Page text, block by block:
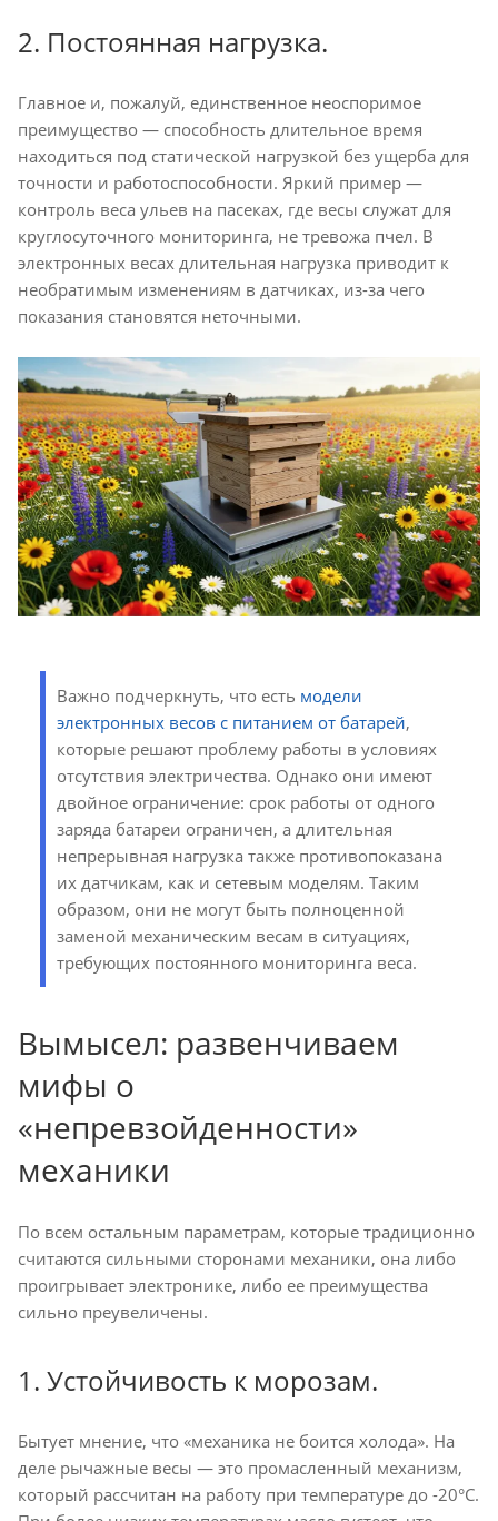
2. Постоянная нагрузка.
Главное и, пожалуй, единственное неоспоримое
преимущество — способность длительное время
находиться под статической нагрузкой без ущерба для
точности и работоспособности. Яркий пример —
контроль веса ульев на пасеках, где весы служат для
круглосуточного мониторинга, не тревожа пчел. В
электронных весах длительная нагрузка приводит к
необратимым изменениям в датчиках, из-за чего
показания становятся неточными.
Важно подчеркнуть, что есть модели
электронных весов с питанием от батарей,
которые решают проблему работы в условиях
отсутствия электричества. Однако они имеют
двойное ограничение: срок работы от одного
заряда батареи ограничен, а длительная
непрерывная нагрузка также противопоказана
их датчикам, как и сетевым моделям. Таким
образом, они не могут быть полноценной
заменой механическим весам в ситуациях,
требующих постоянного мониторинга веса.
Вымысел: развенчиваем
мифы о
«непревзойденности»
механики
По всем остальным параметрам, которые традиционно
считаются сильными сторонами механики, она либо
проигрывает электронике, либо ее преимущества
сильно преувеличены.
1. Устойчивость к морозам.
Бытует мнение, что «механика не боится холода». На
деле рычажные весы — это промасленный механизм,
который рассчитан на работу при температуре до -20°C.